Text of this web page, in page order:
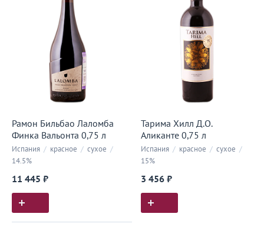
Рамон Бильбао Лаломба
Финка Вальонта 0,75 л
Испания / красное / сухое /
14.5%
11 445 ₽
Тарима Хилл Д.О.
Аликанте 0,75 л
Испания / красное / сухое /
15%
3 456 ₽